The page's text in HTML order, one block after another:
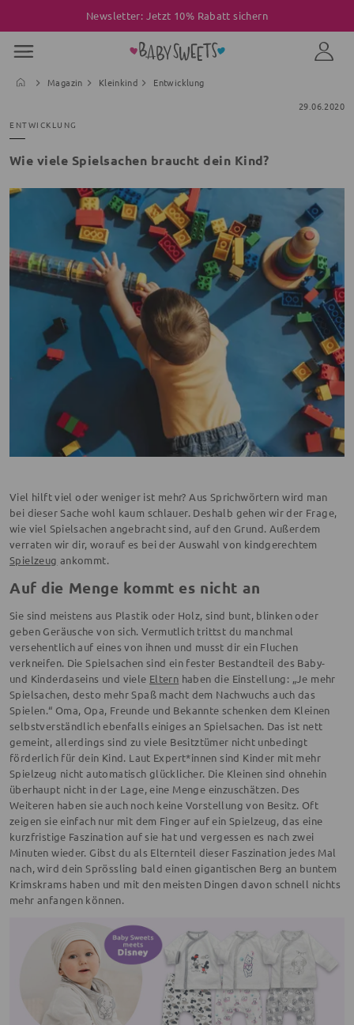
Newsletter: Jetzt 10% Rabatt sichern
Magazin Kleinkind
Entwicklung
29.06.2020
ENTWICKLUNG
Wie viele Spielsachen braucht dein Kind?
Viel hilft viel oder weniger ist mehr? Aus Sprichwörtern wird man
bei dieser Sache wohl kaum schlauer. Deshalb gehen wir der Frage,
wie viel Spielsachen angebracht sind, auf den Grund. Außerdem
verraten wir dir, worauf es bei der Auswahl von kindgerechtem
Spielzeug ankommt.
Auf die Menge kommt es nicht an
Sie sind meistens aus Plastik oder Holz, sind bunt, blinken oder
geben Geräusche von sich. Vermutlich trittst du manchmal
versehentlich auf eines von ihnen und musst dir ein Fluchen
verkneifen. Die Spielsachen sind ein fester Bestandteil des Baby-
und Kinderdaseins und viele Eltern haben die Einstellung: „Je mehr
Spielsachen, desto mehr Spaß macht dem Nachwuchs auch das
Spielen.“ Oma, Opa, Freunde und Bekannte schenken dem Kleinen
selbstverständlich ebenfalls einiges an Spielsachen. Das ist nett
gemeint, allerdings sind zu viele Besitztümer nicht unbedingt
förderlich für dein Kind. Laut Expert*innen sind Kinder mit mehr
Spielzeug nicht automatisch glücklicher. Die Kleinen sind ohnehin
überhaupt nicht in der Lage, eine Menge einzuschätzen. Des
Weiteren haben sie auch noch keine Vorstellung von Besitz. Oft
zeigen sie einfach nur mit dem Finger auf ein Spielzeug, das eine
kurzfristige Faszination auf sie hat und vergessen es nach zwei
Minuten wieder. Gibst du als Elternteil dieser Faszination jedes Mal
nach, wird dein Sprössling bald einen gigantischen Berg an buntem
Krimskrams haben und mit den meisten Dingen davon schnell nichts
mehr anfangen können.